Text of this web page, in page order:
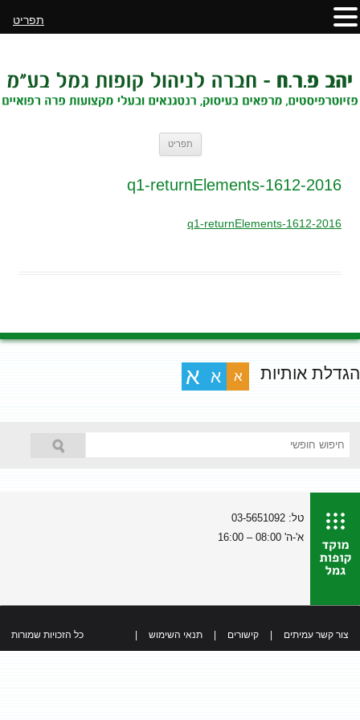
תפריט
2016-q1-returnElements-1612
2016-q1-returnElements-1612
הגדלת אותיות א א א
טל: 03-5651092
א'-ה' 08:00 – 16:00
צור קשר עמיתים קישורים תנאי השימוש כל הזכויות שמורות
תפריט